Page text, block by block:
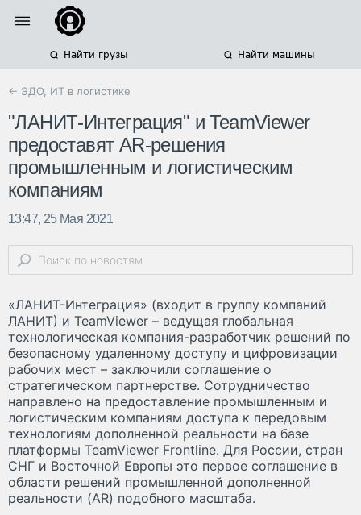
Найти грузы Найти машины
← ЭДО, ИТ в логистике
"ЛАНИТ-Интеграция" и TeamViewer
предоставят AR-решения
промышленным и логистическим
компаниям
13:47, 25 Мая 2021
«ЛАНИТ-Интеграция» (входит в группу компаний
ЛАНИТ) и TeamViewer – ведущая глобальная
технологическая компания-разработчик решений по
безопасному удаленному доступу и цифровизации
рабочих мест – заключили соглашение о
стратегическом партнерстве. Сотрудничество
направлено на предоставление промышленным и
логистическим компаниям доступа к передовым
технологиям дополненной реальности на базе
платформы TeamViewer Frontline. Для России, стран
СНГ и Восточной Европы это первое соглашение в
области решений промышленной дополненной
реальности (AR) подобного масштаба.